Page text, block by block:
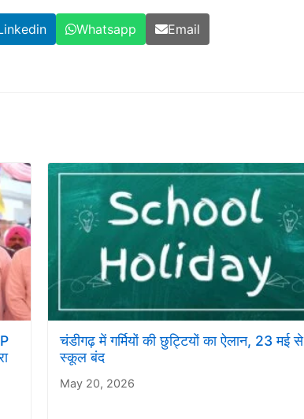
Whatsapp Email
चंडीगढ़ में गर्मियों की छुट्टियों का ऐलान, 23 मई से
स्कूल बंद
May 20, 2026